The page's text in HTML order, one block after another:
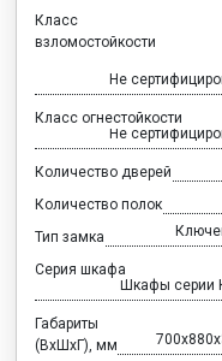
Класс
взломостойкости
Не
Класс огнестойкости
Не
Количество дверей
Количество полок
Тип замка
Серия шкафа
Шкафы серии
Габариты
(ВхШхГ), мм